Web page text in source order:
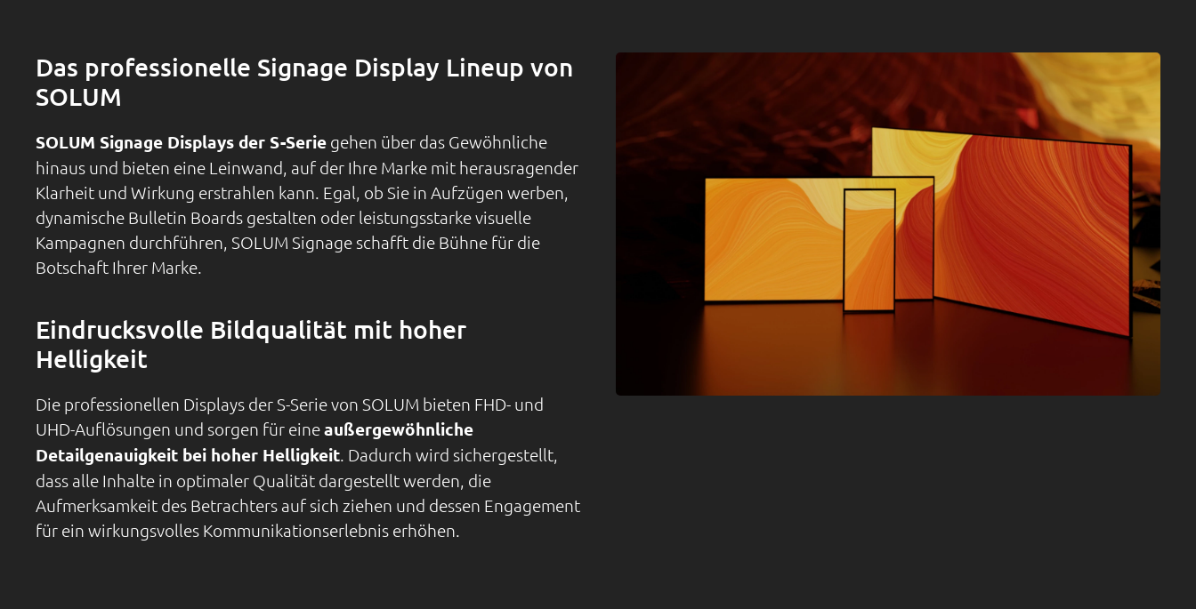
Das professionelle Signage Display Lineup von
SOLUM
SOLUM Signage Displays der S-Serie gehen über das Gewöhnliche
hinaus und bieten eine Leinwand, auf der Ihre Marke mit herausragender
Klarheit und Wirkung erstrahlen kann. Egal, ob Sie in Aufzügen werben,
dynamische Bulletin Boards gestalten oder leistungsstarke visuelle
Kampagnen durchführen, SOLUM Signage schafft die Bühne für die
Botschaft Ihrer Marke.
Eindrucksvolle Bildqualität mit hoher
Helligkeit
Die professionellen Displays der S-Serie von SOLUM bieten FHD- und
UHD-Auflösungen und sorgen für eineaußergewöhnliche
Detailgenauigkeit bei hoher Helligkeit. Dadurch wird sichergestellt,
dass alle Inhalte in optimaler Qualität dargestellt werden, die
Aufmerksamkeit des Betrachters auf sich ziehen und dessen Engagement
für ein wirkungsvolles Kommunikationserlebnis erhöhen.